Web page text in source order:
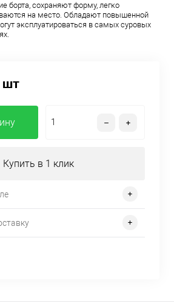
борта, сохраняют форму, легко
на место. Обладают повышенной
эксплуатироваться в самых суровых
Купить в 1 клик